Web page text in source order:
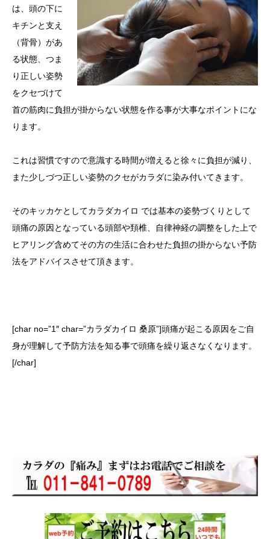
は、頭の下に
キチンと支え
（背骨）があ
る状態、つま
り正しい姿勢
をクセづけて
首の筋肉に負担が掛からない状態を作る事が大事なポイントにな
ります。
これは習慣ですので意識する時間が増えると徐々に負担が減り、
また少しづつ正しい姿勢のクセがカラダに染み付いてきます。
そのキッカケとしてカラダカイロ では基本の姿勢づくりとして
頭痛の原因となっている頭部や頚椎、自律神経の調整をした上で
ヒアリング含めてその方の生活に合わせた負担の掛からない予防
法をアドバイスさせて頂きます。
[char no=”1″ char=”カラダカイロ 桑原”]頭痛が起こる原因をご自
身が理解して予防方法を知る事で頭痛を繰り返さなくなります。
[/char]